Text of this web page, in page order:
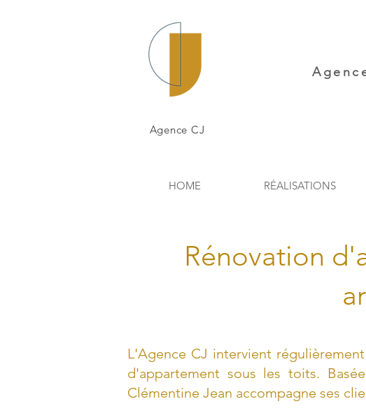
Agence CJ
HOME RÉALISATIONS
Rénovation
L'Agence CJ intervient
d'appartement sous les toits.
Clémentine Jean accompagne ses